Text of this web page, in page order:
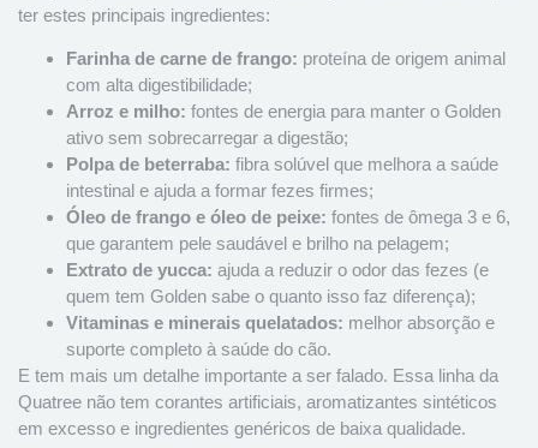
ter estes principais ingredientes:
Farinha de carne de frango: proteína de origem animal
com alta digestibilidade;
Arroz e milho: fontes de energia para manter o Golden
ativo sem sobrecarregar a digestão;
Polpa de beterraba: fibra solúvel que melhora a saúde
intestinal e ajuda a formar fezes firmes;
Óleo de frango e óleo de peixe: fontes de ômega 3 e 6,
que garantem pele saudável e brilho na pelagem;
Extrato de yucca: ajuda a reduzir o odor das fezes (e
quem tem Golden sabe o quanto isso faz diferença);
Vitaminas e minerais quelatados: melhor absorção e
suporte completo à saúde do cão.
E tem mais um detalhe importante a ser falado. Essa linha da
Quatree não tem corantes artificiais, aromatizantes sintéticos
em excesso e ingredientes genéricos de baixa qualidade.